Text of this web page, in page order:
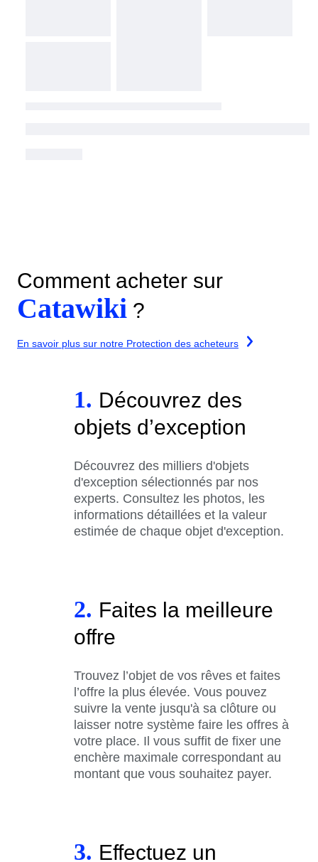
Comment acheter sur
Catawiki ?
En savoir plus sur notre Protection des acheteurs
1. Découvrez des
objets d’exception
Découvrez des milliers d'objets
d'exception sélectionnés par nos
experts. Consultez les photos, les
informations détaillées et la valeur
estimée de chaque objet d'exception.
2. Faites la meilleure
offre
Trouvez l’objet de vos rêves et faites
l’offre la plus élevée. Vous pouvez
suivre la vente jusqu'à sa clôture ou
laisser notre système faire les offres à
votre place. Il vous suffit de fixer une
enchère maximale correspondant au
montant que vous souhaitez payer.
3. Effectuez un